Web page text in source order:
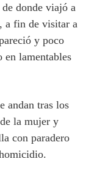
de donde viajó a
, a fin de visitar a
y poco
en lamentables
andan tras los
la mujer y
con paradero